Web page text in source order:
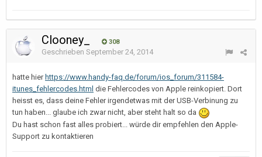
Clooney_ 308
Geschrieben September 24, 2014
hatte hier https://www.handy-faq.de/forum/ios_forum/311584-
itunes_fehlercodes.html die Fehlercodes von Apple reinkopiert. Dort
heisst es, dass deine Fehler irgendetwas mit der USB-Verbinung zu
tun haben... glaube ich zwar nicht, aber steht halt so da
Du hast schon fast alles probiert... würde dir empfehlen den Apple-
Support zu kontaktieren